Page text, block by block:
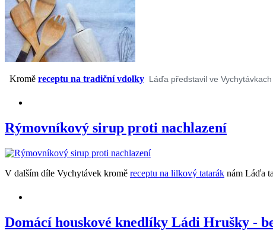
Kromě receptu na tradiční vdolky Láďa představil ve Vychytávkach
Rýmovníkový sirup proti nachlazení
V dalším díle Vychytávek kromě receptu na lilkový tatarák nám Láďa
Domácí houskové knedlíky Ládi Hrušky -